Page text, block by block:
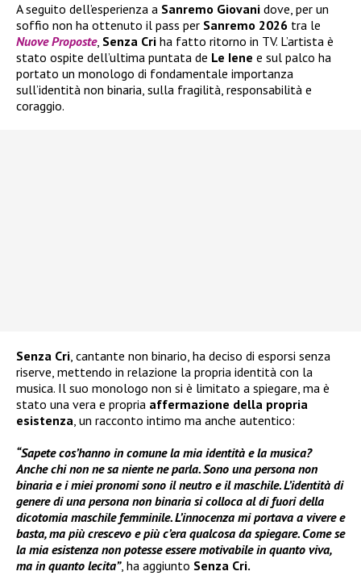
A seguito dell’esperienza a Sanremo Giovani dove, per un
soffio non ha ottenuto il pass per Sanremo 2026 tra le
Nuove Proposte, Senza Cri ha fatto ritorno in TV. L’artista è
stato ospite dell’ultima puntata de Le Iene e sul palco ha
portato un monologo di fondamentale importanza
sull’identità non binaria, sulla fragilità, responsabilità e
coraggio.
Senza Cri, cantante non binario, ha deciso di esporsi senza
riserve, mettendo in relazione la propria identità con la
musica. Il suo monologo non si è limitato a spiegare, ma è
stato una vera e propria affermazione della propria
esistenza, un racconto intimo ma anche autentico:
“Sapete cos’hanno in comune la mia identità e la musica?
Anche chi non ne sa niente ne parla. Sono una persona non
binaria e i miei pronomi sono il neutro e il maschile. L’identità di
genere di una persona non binaria si colloca al di fuori della
dicotomia maschile femminile. L’innocenza mi portava a vivere e
basta, ma più crescevo e più c’era qualcosa da spiegare. Come se
la mia esistenza non potesse essere motivabile in quanto viva,
ma in quanto lecita”, ha aggiunto Senza Cri.